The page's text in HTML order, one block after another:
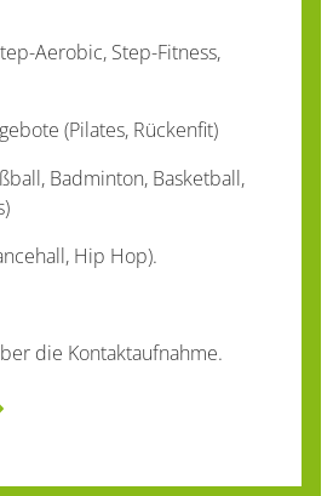
Aerobic, Step-Fitness,
(Pilates, Rückenfit)
Badminton, Basketball,
Hip Hop).
die Kontaktaufnahme.